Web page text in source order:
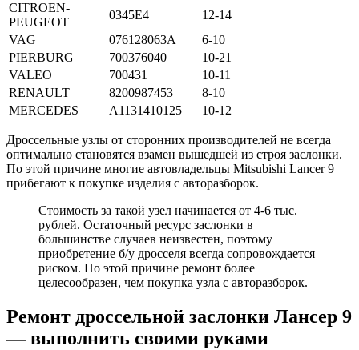
CITROEN-
PEUGEOT
0345E4
12-14
VAG
076128063A
6-10
PIERBURG
700376040
10-21
VALEO
700431
10-11
RENAULT
8200987453
8-10
MERCEDES
A1131410125 10-12
Дроссельные узлы от сторонних производителей не всегда
оптимально становятся взамен вышедшей из строя заслонки.
По этой причине многие автовладельцы Mitsubishi Lancer 9
прибегают к покупке изделия с авторазборок.
Стоимость за такой узел начинается от 4-6 тыс.
рублей. Остаточный ресурс заслонки в
большинстве случаев неизвестен, поэтому
приобретение б/у дросселя всегда сопровождается
риском. По этой причине ремонт более
целесообразен, чем покупка узла с авторазборок.
Ремонт дроссельной заслонки Лансер 9
— выполнить своими руками